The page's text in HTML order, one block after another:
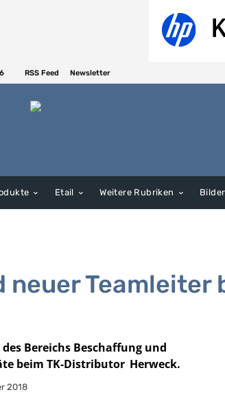
RSS Feed Newsletter
Etail Weitere Rubriken
neuer Teamleiter
Bereichs Beschaffung und
beim TK-Distributor Herweck.
2018